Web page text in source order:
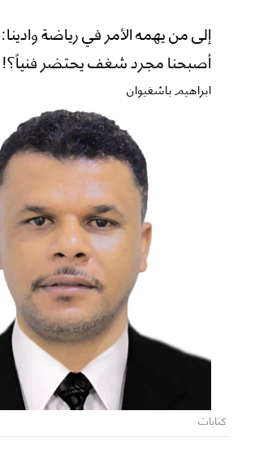
إلى من يهمه الأمر في رياضة
أصبحنا مجرد شغف يحتضر فنياً؟!
ابراهيم باشغيوان
كتابات